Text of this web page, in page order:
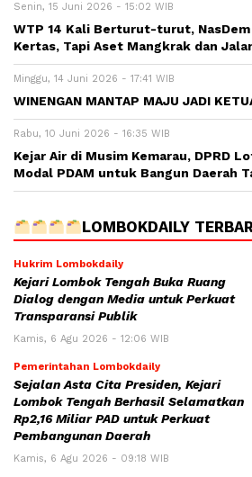
Senin, 15 Juni 2026 - 15:02 WIB
WTP 14 Kali Berturut-turut,
Kertas, Tapi Aset Mangkrak dan
Minggu, 14 Juni 2026 - 17:41 WIB
WINENGAN MANTAP MAJU JADI
Rabu, 10 Juni 2026 - 16:35 WIB
Kejar Air di Musim Kemarau, DPRD
Modal PDAM untuk Bangun Daerah
LOMBOKDAILY
Hukrim Lombokdaily
Kejari Lombok Tengah Buka Ruang
Dialog dengan Media untuk Perkuat
Transparansi Publik
Kamis, 6 Agu 2026 - 12:06 WIB
Pemerintahan Lombokdaily
Sejalan Asta Cita Presiden, Kejari
Lombok Tengah Berhasil Selamatkan
Rp2,16 Miliar PAD untuk Perkuat
Pembangunan Daerah
Kamis, 6 Agu 2026 - 09:18 WIB